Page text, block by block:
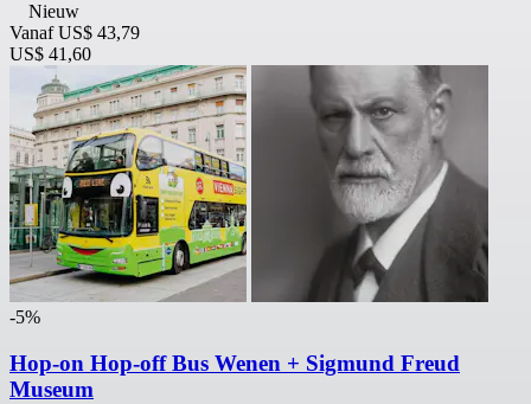
Nieuw
Vanaf US$ 43,79
US$ 41,60
-5%
Hop-on Hop-off Bus Wenen + Sigmund Freud
Museum